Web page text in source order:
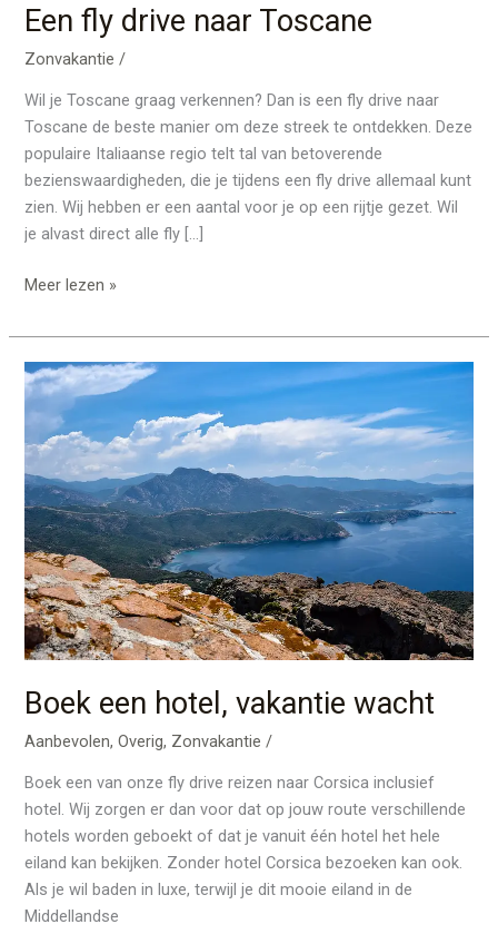
Een fly drive naar Toscane
Zonvakantie /
Wil je Toscane graag verkennen? Dan is een fly drive naar
Toscane de beste manier om deze streek te ontdekken. Deze
populaire Italiaanse regio telt tal van betoverende
bezienswaardigheden, die je tijdens een fly drive allemaal kunt
zien. Wij hebben er een aantal voor je op een rijtje gezet. Wil
je alvast direct alle fly […]
Meer lezen »
Boek een hotel, vakantie wacht
Aanbevolen,Overig, Zonvakantie /
Boek een van onze fly drive reizen naar Corsica inclusief
hotel. Wij zorgen er dan voor dat op jouw route verschillende
hotels worden geboekt of dat je vanuit één hotel het hele
eiland kan bekijken. Zonder hotel Corsica bezoeken kan ook.
Als je wil baden in luxe, terwijl je dit mooie eiland in de
Middellandse
Boek
een
hotel,
vakantie
wacht